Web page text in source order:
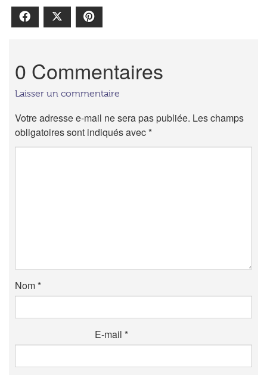
Facebook
0 Commentaires
Laisser un commentaire
Votre adresse e-mail ne sera pas publiée. Les champs
obligatoires sont indiqués avec*
Nom*
E-mail *